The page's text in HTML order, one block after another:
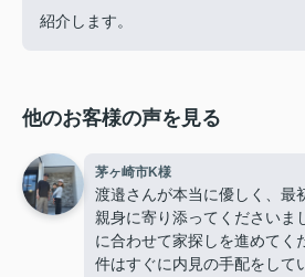
紹介します。
他のお客様の声を見る
茅ヶ崎市K様
渡邉さんが本当に優しく、最
親身に寄り添ってくださいま
に合わせて家探しを進めてく
件はすぐに内見の手配をして